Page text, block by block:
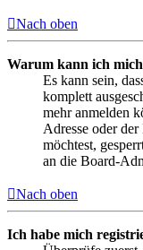
Nach oben
Warum kann ich
Es kann sein,
komplett
mehr anmelden
Adresse oder
möchtest,
an die Board-
Nach oben
Ich habe mich